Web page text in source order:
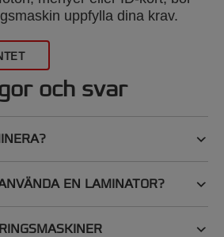
uppfylla dina krav.
och svar
EN LAMINATOR?